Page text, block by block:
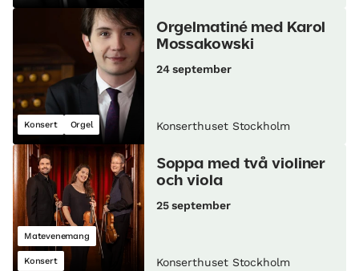
Konsert Orgel
Orgelmatiné med Karol
Mossakowski
24 september
Konserthuset Stockholm
Matevenemang
Konsert
Soppa med två violiner
och viola
25 september
Konserthuset Stockholm